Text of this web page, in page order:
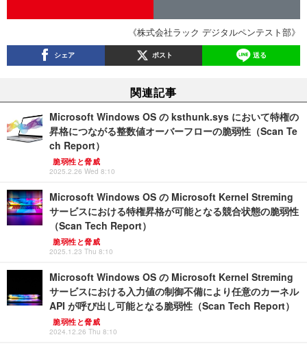
《株式会社ラック デジタルペンテスト部》
シェア ポスト 送る
関連記事
Microsoft Windows OS の ksthunk.sys において特権の
昇格につながる整数値オーバーフローの脆弱性（Scan Te
ch Report）
脆弱性と脅威
2025.2.26 Wed 8:10
Microsoft Windows OS の Microsoft Kernel Streming
サービスにおける特権昇格が可能となる競合状態の脆弱性
（Scan Tech Report）
脆弱性と脅威
2025.1.23 Thu 8:10
Microsoft Windows OS の Microsoft Kernel Streming
サービスにおける入力値の制御不備により任意のカーネル
API が呼び出し可能となる脆弱性（Scan Tech Report）
脆弱性と脅威
2024.12.26 Thu 8:10